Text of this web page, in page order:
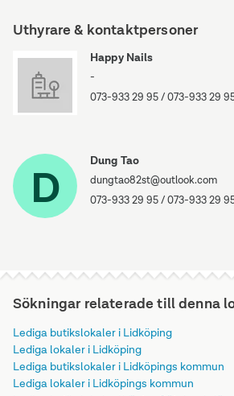
Uthyrare & kontaktpersoner
Happy Nails
-
073-933 29 95/073-933 29
D Dung Tao
dungtao82st@outlook.com
073-933 29 95/073-933 29
Sökningar relaterade till denna
Lediga butikslokaler i Lidköping
Lediga lokaler i Lidköping
Lediga butikslokaler i Lidköpings kommun
Lediga lokaler i Lidköpings kommun